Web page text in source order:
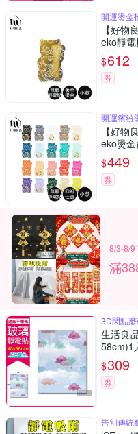
開運燙金
【好物
eko靜
窗貼)
$612
券
開運繽紛
【好物
eko燙
貼紙 窗貼)
$449
券
8/3-8/9
滿
3D閃點
生活良
58cm)1
$309
券
告別傳統